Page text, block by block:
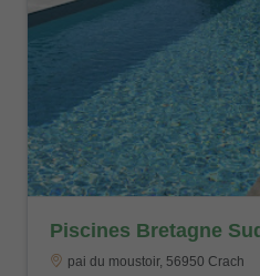
Piscines Bretagne
pai du moustoir, 56950 Crach